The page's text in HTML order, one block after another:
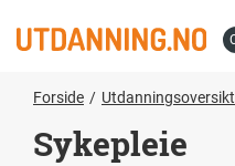
Forside Utdanningsoversikt
Sykepleie